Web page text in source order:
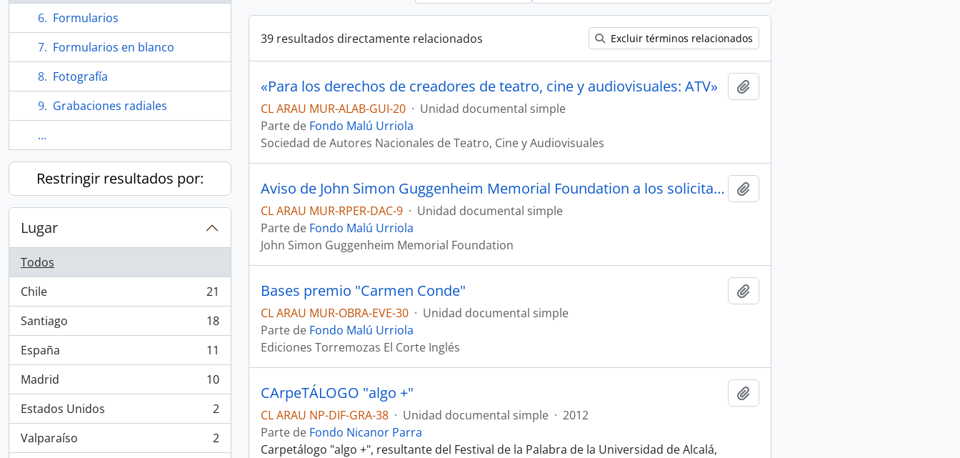
Formularios
Formularios en blanco
Fotografía
Grabaciones radiales
...
Restringir resultados por:
Lugar
Todos
Chile
, 21 resultados
21
Santiago
, 18 resultados
18
España
, 11 resultados
11
Madrid
, 10 resultados
10
Estados Unidos
, 2 resultados
2
Valparaíso
, 2 resultados
2
39 resultados directamente relacionados Excluir términos relacionados
«Para los derechos de creadores de teatro, cine y audiovisuales: ATV»
CL ARAU MUR-ALAB-GUI-20 · Unidad documental simple
Parte de Fondo Malú Urriola
Sociedad de Autores Nacionales de Teatro, Cine y Audiovisuales
Aviso de John Simon Guggenheim Memorial Foundation a los solicitantes
CL ARAU MUR-RPER-DAC-9 · Unidad documental simple
Parte de Fondo Malú Urriola
John Simon Guggenheim Memorial Foundation
Bases premio "Carmen Conde"
CL ARAU MUR-OBRA-EVE-30 · Unidad documental simple
Parte de Fondo Malú Urriola
Ediciones Torremozas El Corte Inglés
CArpeTÁLOGO "algo +"
CL ARAU NP-DIF-GRA-38 · Unidad documental simple · 2012
Parte de Fondo Nicanor Parra
Carpetálogo "algo +", resultante del Festival de la Palabra de la Universidad de Alcalá,